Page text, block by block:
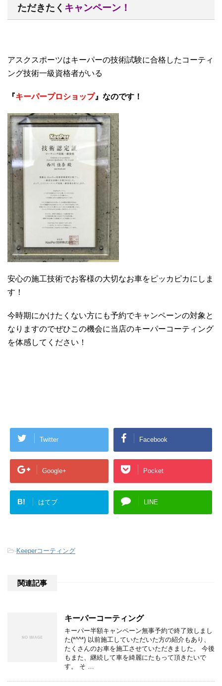
ただきたく キャンペーン！
アスクスポーツはキーパーの技術試験に合格したコーティ
ング技術一級資格者がいる
『キーパープロショップ』なのです！
安心の施工技術でお客様の大切なお車をピッカピカにしま
す！
今時期にかけたくない方にも予約でキャンペーンの対象と
なりますのでぜひこの機会に当店のキーパーコーティング
を体感してください！
Twitter Facebook
Google+ Pocket
B! はてブ LINE
-Keeperコーティング
関連記事
キーパーコーティング
キーパー半額キャンペーン無事予約で終了致しまし
た(*^^*) 以前施工していただいた方の紹介もあり、
たくさんのお車を施工させていただきました。 今後
もまた、継続して車を綺麗にたもって頂きたいで
す。 そ …